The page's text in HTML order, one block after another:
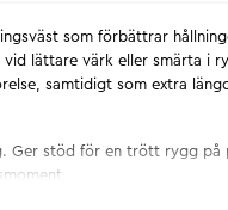
som förbättrar
lättare värk eller smärta i
samtidigt som extra
Ger stöd för en trött rygg på